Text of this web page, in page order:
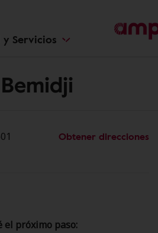
y Servicios
Obtener direcciones
el próximo paso: